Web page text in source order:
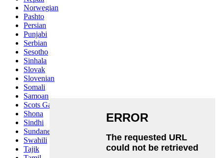
Norwegian
Pashto
Persian
Punjabi
Serbian
Sesotho
Sinhala
Slovak
Slovenian
Somali
Samoan
Scots Gaelic
Shona
Sindhi
Sundanese
Swahili
Tajik